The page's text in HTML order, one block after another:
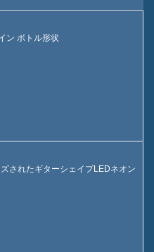
ン ボトル形状
されたギターシェイプLEDネオン